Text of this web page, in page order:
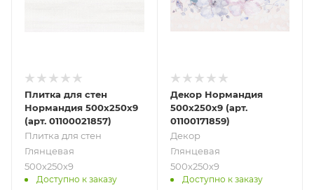
Плитка для стен
Нормандия 500х250х9
(арт. 01100021857)
Плитка для стен
Глянцевая
500х250х9
Доступно к заказу
Декор Нормандия
500х250х9 (арт.
01100171859)
Декор
Глянцевая
500х250х9
Доступно к заказу